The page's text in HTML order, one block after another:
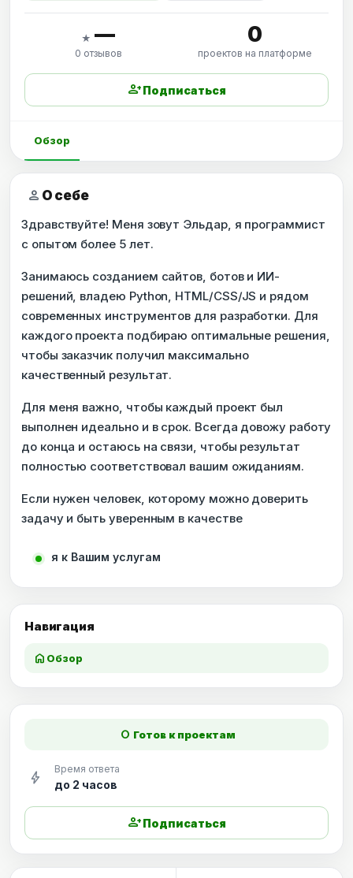
Навигация
home Обзор
★ —
0 отзывов
0
проектов на платформе
person_addПодписаться
Обзор
person О себе
Здравствуйте! Меня зовут Эльдар, я программист
с опытом более 5 лет.
Занимаюсь созданием сайтов, ботов и ИИ-
решений, владею Python, HTML/CSS/JS и рядом
современных инструментов для разработки. Для
каждого проекта подбираю оптимальные решения,
чтобы заказчик получил максимально
качественный результат.
Для меня важно, чтобы каждый проект был
выполнен идеально и в срок. Всегда довожу работу
до конца и остаюсь на связи, чтобы результат
полностью соответствовал вашим ожиданиям.
Если нужен человек, которому можно доверить
задачу и быть уверенным в качестве
я к Вашим услугам
fiber_manual_record Готов к проектам
bolt Время ответа
до 2 часов
person_addПодписаться